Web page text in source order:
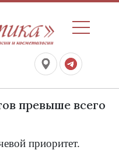
превыше всего
приоритет.